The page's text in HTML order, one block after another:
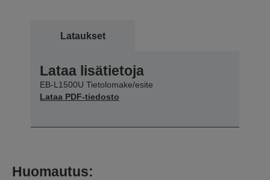
Lataukset
Lataa lisätietoja
EB-L1500U Tietolomake/esite
Lataa PDF-tiedosto
Huomautus: